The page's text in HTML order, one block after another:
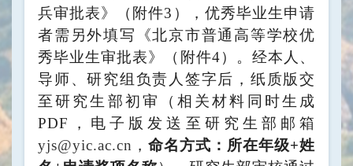
兵审批表》（附件3 ），优秀毕业生申请
者需另外填写《北京市普通高等学校优
秀毕业生审批表》（附件4）。经本人、
导师、研究组负责人签字后，纸质版交
至研究生部初审（相关材料同时生成
PDF ，电子版发送至研究生部邮箱
yjs@yic.ac.cn ， 命名方式：所在年级+姓